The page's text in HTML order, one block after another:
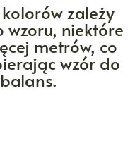
zależy
niektóre
metrów, co
wzór do